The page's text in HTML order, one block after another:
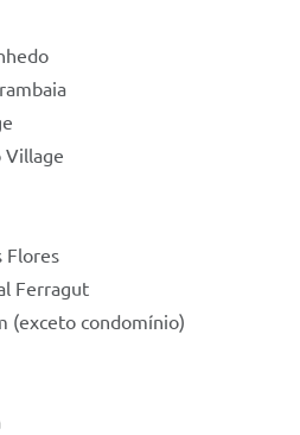
Village
Flores
Ferragut
(exceto condomínio)